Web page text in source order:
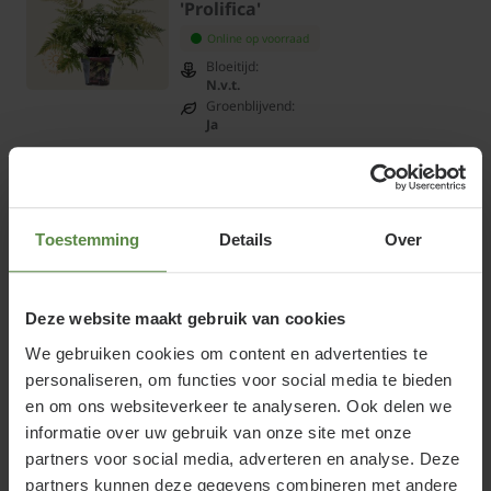
Toestemming Details Over
Deze website maakt gebruik van cookies
We gebruiken cookies om content en advertenties te
personaliseren, om functies voor social media te bieden
en om ons websiteverkeer te analyseren. Ook delen we
informatie over uw gebruik van onze site met onze
partners voor social media, adverteren en analyse. Deze
partners kunnen deze gegevens combineren met andere
'Prolifica'
Online op voorraad
Bloeitijd:
N.v.t.
Groenblijvend:
Ja
Athyrium niponicum
'Metallicum'
Online op voorraad
Bloeitijd:
N.v.t.
Groenblijvend:
Nee
€5,95